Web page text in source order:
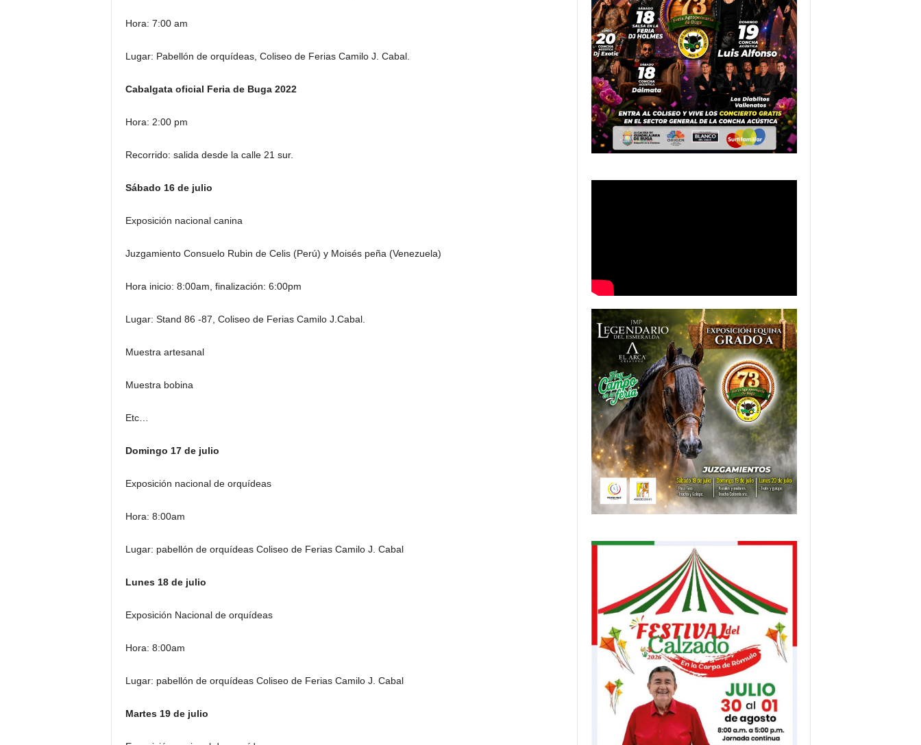
Hora: 7:00 am
Lugar: Pabellón de orquídeas, Coliseo de Ferias Camilo J. Cabal.
Cabalgata oficial Feria de Buga 2022
Hora: 2:00 pm
Recorrido: salida desde la calle 21 sur.
Sábado 16 de julio
Exposición nacional canina
Juzgamiento Consuelo Rubin de Celis (Perú) y Moisés peña (Venezuela)
Hora inicio: 8:00am, finalización: 6:00pm
Lugar: Stand 86 -87, Coliseo de Ferias Camilo J.Cabal.
Muestra artesanal
Muestra bobina
Etc…
Domingo 17 de julio
Exposición nacional de orquídeas
Hora: 8:00am
Lugar: pabellón de orquídeas Coliseo de Ferias Camilo J. Cabal
Lunes 18 de julio
Exposición Nacional de orquídeas
Hora: 8:00am
Lugar: pabellón de orquídeas Coliseo de Ferias Camilo J. Cabal
Martes 19 de julio